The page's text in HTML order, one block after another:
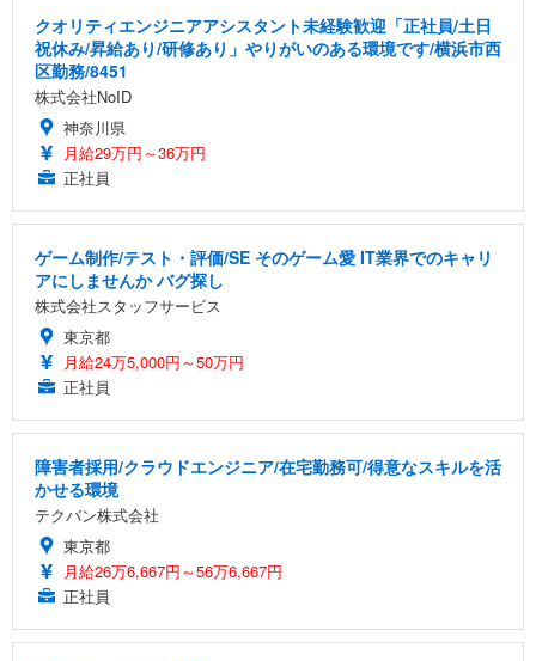
クオリティエンジニアアシスタント未経験歓迎「正社員/土日
祝休み/昇給あり/研修あり」やりがいのある環境です/横浜市西
区勤務/8451
株式会社NoID
神奈川県
月給29万円～36万円
正社員
ゲーム制作/テスト・評価/SE そのゲーム愛 IT業界でのキャリ
アにしませんか バグ探し
株式会社スタッフサービス
東京都
月給24万5,000円～50万円
正社員
障害者採用/クラウドエンジニア/在宅勤務可/得意なスキルを活
かせる環境
テクバン株式会社
東京都
月給26万6,667円～56万6,667円
正社員